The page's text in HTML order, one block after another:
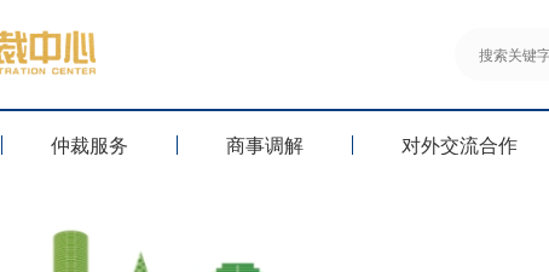
仲裁服务 商事调解 对外交流合作